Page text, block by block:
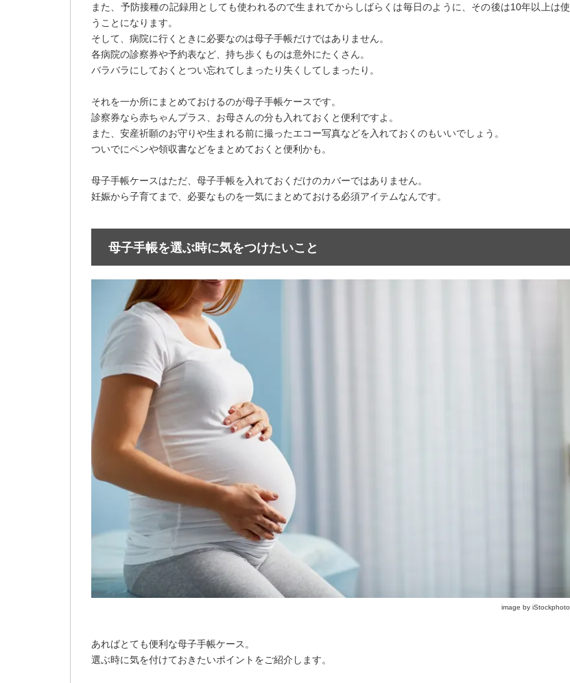
また、予防接種の記録用としても使われるので生まれてからしばらくは毎日のように、その後は10年以上は使
うことになります。
そして、病院に行くときに必要なのは母子手帳だけではありません。
各病院の診察券や予約表など、持ち歩くものは意外にたくさん。
バラバラにしておくとつい忘れてしまったり失くしてしまったり。
それを一か所にまとめておけるのが母子手帳ケースです。
診察券なら赤ちゃんプラス、お母さんの分も入れておくと便利ですよ。
また、安産祈願のお守りや生まれる前に撮ったエコー写真などを入れておくのもいいでしょう。
ついでにペンや領収書などをまとめておくと便利かも。
母子手帳ケースはただ、母子手帳を入れておくだけのカバーではありません。
妊娠から子育てまで、必要なものを一気にまとめておける必須アイテムなんです。
母子手帳を選ぶ時に気をつけたいこと
image by iStockphoto
あればとても便利な母子手帳ケース。
選ぶ時に気を付けておきたいポイントをご紹介します。